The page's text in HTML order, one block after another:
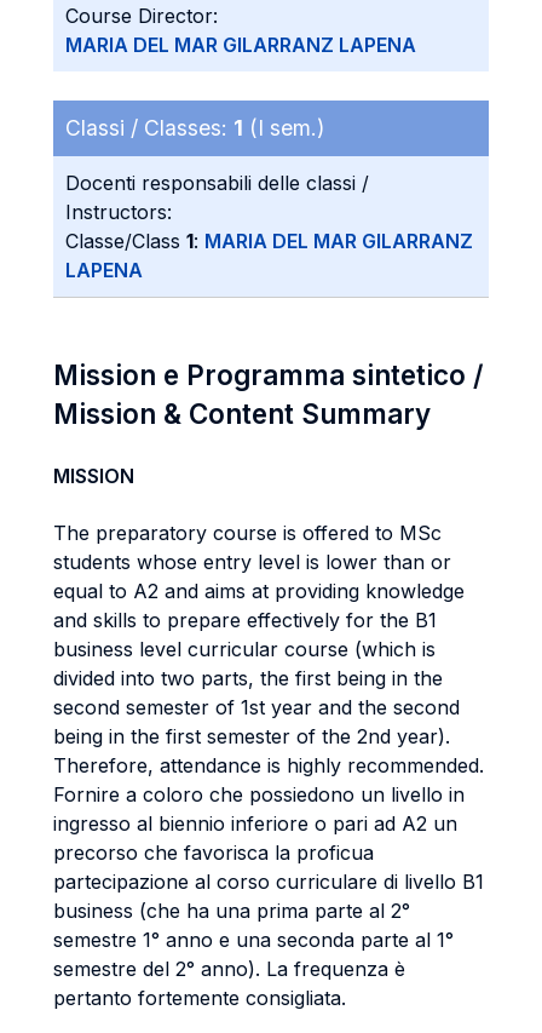
Course Director:
MARIA DEL MAR GILARRANZ LAPENA
Classi / Classes: 1 (I sem.)
Docenti responsabili delle classi /
Instructors:
Classe/Class 1: MARIA DEL MAR GILARRANZ
LAPENA
Mission e Programma sintetico /
Mission & Content Summary
MISSION
The preparatory course is offered to MSc
students whose entry level is lower than or
equal to A2 and aims at providing knowledge
and skills to prepare effectively for the B1
business level curricular course (which is
divided into two parts, the first being in the
second semester of 1st year and the second
being in the first semester of the 2nd year).
Therefore, attendance is highly recommended.
Fornire a coloro che possiedono un livello in
ingresso al biennio inferiore o pari ad A2 un
precorso che favorisca la proficua
partecipazione al corso curriculare di livello B1
business (che ha una prima parte al 2°
semestre 1° anno e una seconda parte al 1°
semestre del 2° anno). La frequenza è
pertanto fortemente consigliata.